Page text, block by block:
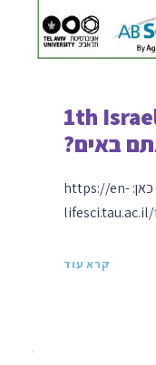
1th
שריינו את ה-12/5! ההרשמה כאן: https://en-
קרא עוד